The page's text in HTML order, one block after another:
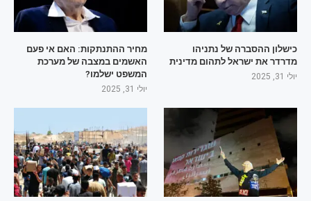
כישלון ההסברה של נתניהו
מדרדר את ישראל לתהום מדינית
יולי 31, 2025
מחיר ההתנתקות: האם אי פעם
האשמים במצבה של מערכת
המשפט ישלמו?
יולי 31, 2025